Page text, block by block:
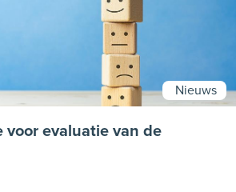
Nieuws
voor evaluatie van de